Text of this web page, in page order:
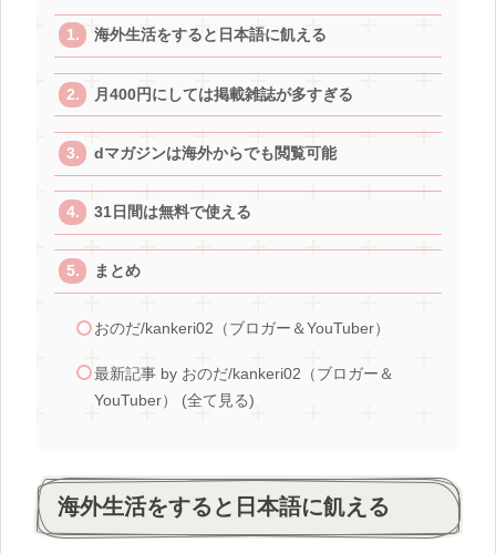
海外生活をすると日本語に飢える
月400円にしては掲載雑誌が多すぎる
dマガジンは海外からでも閲覧可能
31日間は無料で使える
まとめ
おのだ/kankeri02（ブロガー＆YouTuber）
最新記事 by おのだ/kankeri02（ブロガー＆
YouTuber） (全て見る)
海外生活をすると日本語に飢える